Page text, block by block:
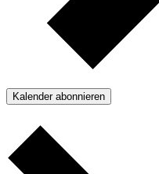
Kalender abonnieren